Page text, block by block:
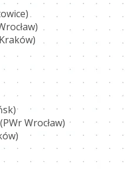
Wrocław)